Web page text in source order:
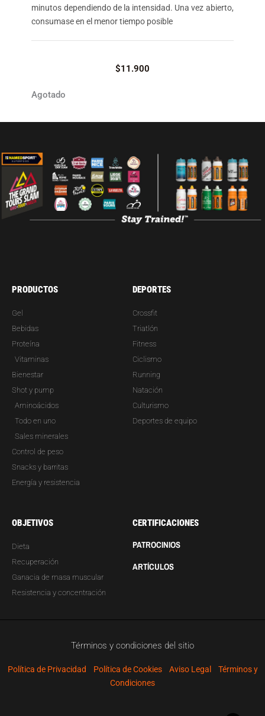
minutos dependiendo de la intensidad. Una vez abierto,
consumase en el menor tiempo posible
$11.900
Agotado
PRODUCTOS
Gel
Bebidas
Proteína
Vitaminas
Bienestar
Shot y pump
Aminoácidos
Todo en uno
Sales minerales
Control de peso
Snacks y barritas
Energía y resistencia
DEPORTES
Crossfit
Triatlón
Fitness
Ciclismo
Running
Natación
Culturismo
Deportes de equipo
OBJETIVOS
Dieta
Recuperación
Ganacia de masa muscular
Resistencia y concentración
CERTIFICACIONES
PATROCINIOS
ARTÍCULOS
Términos y condiciones del sitio
Política de Privacidad Política de Cookies Aviso Legal
Términos y
Condiciones